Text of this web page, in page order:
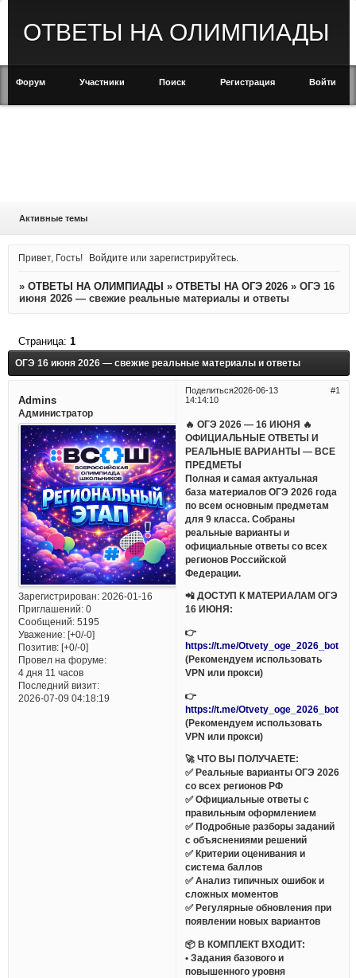
ОТВЕТЫ НА ОЛИМПИАДЫ
Форум Участники Поиск Регистрация Войти
Активные темы
Привет, Гость! Войдите илизарегистрируйтесь
» ОТВЕТЫ НА ОЛИМПИАДЫ » ОТВЕТЫ НА ОГЭ 2026 » ОГЭ 16
июня 2026 — свежие реальные материалы и ответы
ОГЭ 16 июня 2026 — свежие реальные материалы и ответы
Страница: 1
Поделиться 1
2026-06-13
14:14:10
Admins
Администратор
Зарегистрирован: 2026-01-16
Приглашений:0
Сообщений:5195
Уважение: [+0/-0]
Позитив: [+0/-0]
Провел на форуме:
4 дня 11 часов
Последний визит:
2026-07-09 04:18:19
🔥 ОГЭ 2026 — 16 ИЮНЯ 🔥
ОФИЦИАЛЬНЫЕ ОТВЕТЫ И
РЕАЛЬНЫЕ ВАРИАНТЫ — ВСЕ
ПРЕДМЕТЫ
Полная и самая актуальная
база материалов ОГЭ 2026 года
по всем основным предметам
для 9 класса. Собраны
реальные варианты и
официальные ответы со всех
регионов Российской
Федерации.
📲 ДОСТУП К МАТЕРИАЛАМ ОГЭ
16 ИЮНЯ:
👉
https://t.me/Otvety_oge_2026_bot
(Рекомендуем использовать
VPN или прокси)
👉
https://t.me/Otvety_oge_2026_bot
(Рекомендуем использовать
VPN или прокси)
🚀 ЧТО ВЫ ПОЛУЧАЕТЕ:
✅ Реальные варианты ОГЭ 2026
со всех регионов РФ
✅ Официальные ответы с
правильным оформлением
✅ Подробные разборы заданий
с объяснениями решений
✅ Критерии оценивания и
система баллов
✅ Анализ типичных ошибок и
сложных моментов
✅ Регулярные обновления при
появлении новых вариантов
📦 В КОМПЛЕКТ ВХОДИТ:
• Задания базового и
повышенного уровня